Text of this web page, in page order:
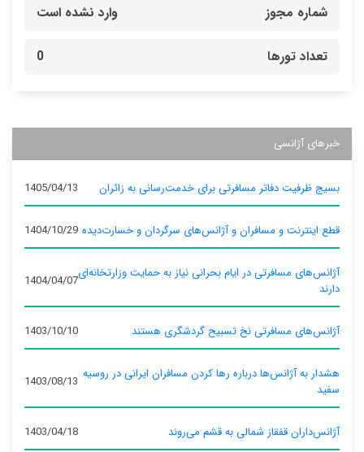
شماره مجوز وارد نشده است
تعداد تورها 0
خبرهای آژانسی
بسیج ظرفیت دفاتر مسافرتی برای خدمت‌رسانی به زائران 1405/04/13
قطع اینترنت و مسافران و آژانس‌های سرگردان و خسارت‌دیده 1404/10/29
آژانس‌های مسافرتی در ایام بحرانی نیاز به حمایت وزارتخانه‌ای
دارند
1404/04/07
آژانس‌های مسافرتی نخ تسبیح گردشگری هستند 1403/10/10
هشدار به آژانس‌ها درباره رها کردن مسافران ایرانی در روسیه
سفید
1403/08/13
آژانس‌داران قفقاز شمالی به قشم می‌روند 1403/04/18